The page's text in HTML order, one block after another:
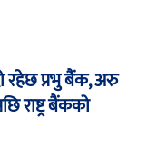
रहेछ प्रभु बैंक, अरु
राष्ट्र बैंकको